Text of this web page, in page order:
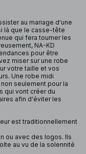
au mariage d'une
là que le casse-tête
qui fera tourner les
NA-KD
pour être
miser sur une robe
votre taille et vos
Une robe midi
seulement pour la
qui vont créer du
afin d'éviter les
est traditionnellement
ou avec des logos. Ils
au vu de la solennité